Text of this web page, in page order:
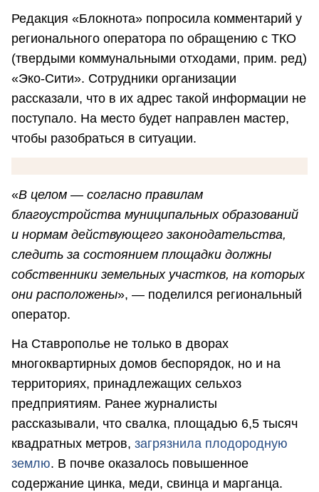
Редакция «Блокнота» попросила комментарий у
регионального оператора по обращению с ТКО
(твердыми коммунальными отходами, прим. ред)
«Эко-Сити». Сотрудники организации
рассказали, что в их адрес такой информации не
поступало. На место будет направлен мастер,
чтобы разобраться в ситуации.
«В целом — согласно правилам
благоустройства муниципальных образований
и нормам действующего законодательства,
следить за состоянием площадки должны
собственники земельных участков, на которых
они расположены», — поделился региональный
оператор.
На Ставрополье не только в дворах
многоквартирных домов беспорядок, но и на
территориях, принадлежащих сельхоз
предприятиям. Ранее журналисты
рассказывали, что свалка, площадью 6,5 тысяч
квадратных метров, загрязнила плодородную
землю. В почве оказалось повышенное
содержание цинка, меди, свинца и марганца.